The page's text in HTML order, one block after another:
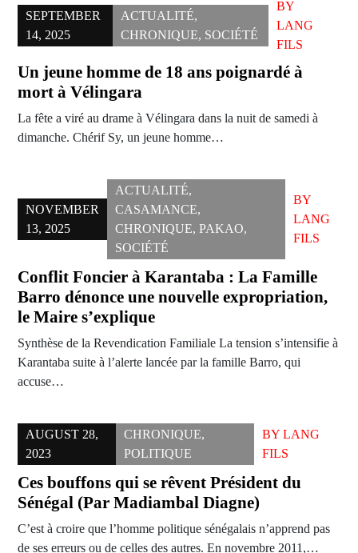
SEPTEMBER
14, 2025
ACTUALITÉ,
CHRONIQUE, SOCIÉTÉ
BY
LANG
FILS
Un jeune homme de 18 ans poignardé à
mort à Vélingara
La fête a viré au drame à Vélingara dans la nuit de samedi à
dimanche. Chérif Sy, un jeune homme…
NOVEMBER
13, 2025
ACTUALITÉ,
CASAMANCE,
CHRONIQUE, PAKAO,
SOCIÉTÉ
BY
LANG
FILS
Conflit Foncier à Karantaba : La Famille
Barro dénonce une nouvelle expropriation,
le Maire s’explique
Synthèse de la Revendication Familiale La tension s’intensifie à
Karantaba suite à l’alerte lancée par la famille Barro, qui
accuse…
AUGUST 28,
2023
CHRONIQUE,
POLITIQUE
BY LANG
FILS
Ces bouffons qui se rêvent Président du
Sénégal (Par Madiambal Diagne)
C’est à croire que l’homme politique sénégalais n’apprend pas
de ses erreurs ou de celles des autres. En novembre 2011,…